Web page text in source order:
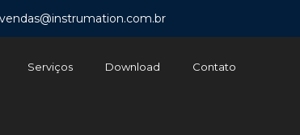
vendas@instrumation.com.br
Serviços Download Contato